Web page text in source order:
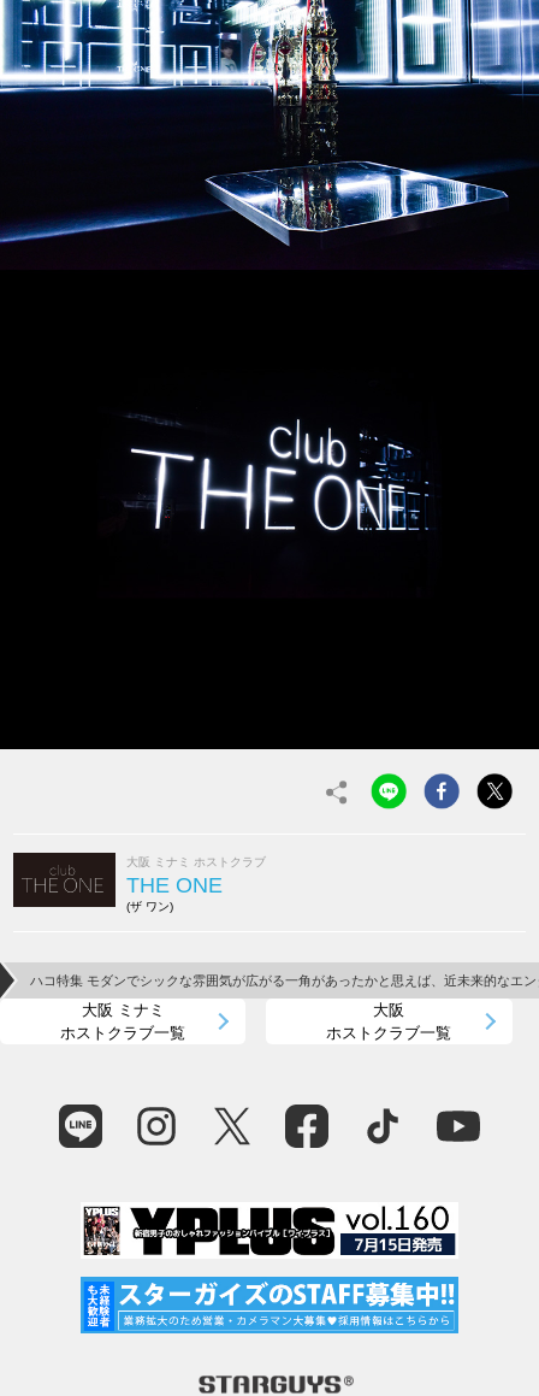
大阪 ミナミ ホストクラブ
THE ONE
(ザ ワン)
ハコ特集 モダンでシックな雰囲気が広がる一角があったかと思えば、近未来的なエ
大阪 ミナミ
ホストクラブ一覧
大阪
ホストクラブ一覧